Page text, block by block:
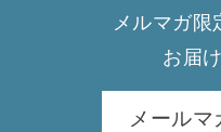
メルマガ限
お届
メール